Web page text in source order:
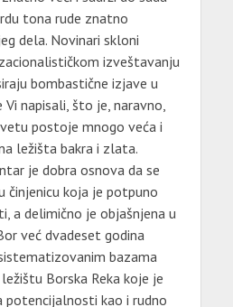
tona rude znatno
dela. Novinari skloni
izveštavanju
bombastične izjave u
napisali, što je, naravno,
postoje mnogo veća i
ležišta bakra i zlata.
je dobra osnova da se
činjenicu koja je potpuno
a delimično je objašnjena u
već dvadeset godina
bazama
Borska Reka koje je
potencijalnosti kao i rudno